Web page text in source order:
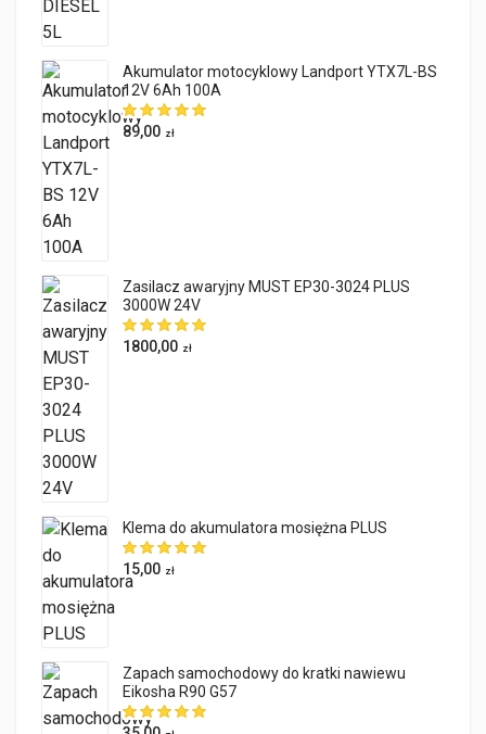
Akumulator motocyklowy Landport YTX7L-BS
12V 6Ah 100A
89,00 zł
Zasilacz awaryjny MUST EP30-3024 PLUS
3000W 24V
1800,00 zł
Klema do akumulatora mosiężna PLUS
15,00 zł
Zapach samochodowy do kratki nawiewu
Eikosha R90 G57